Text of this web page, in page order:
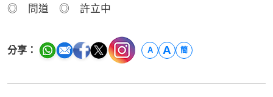
◎ 問道 ◎ 許立中
分享： A A 簡